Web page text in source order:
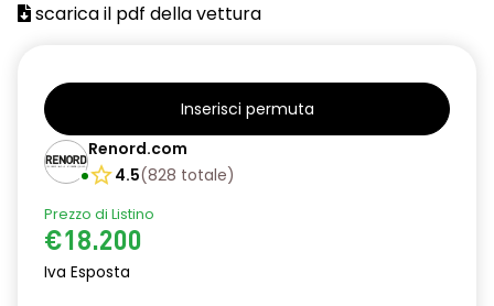
Airbag laterali a tendina anteriori e posteriori
Alzacristalli elettrici posteriori
Barre tetto modulari nere
Bracciolo anteriore con vano portaoggetti
Chiave pieghevole a 3 pulsanti
scarica il pdf della vettura
Inserisci permuta
Renord.com
4.5(828 totale)
Prezzo di Listino
€18.200
Iva Esposta